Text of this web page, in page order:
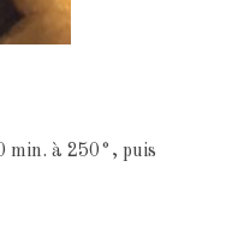
min. à 250°, puis